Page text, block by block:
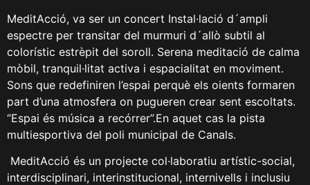
MeditAcció, va ser un concert Instal·lació d´ampli
espectre per transitar del murmuri d´allò subtil al
colorístic estrèpit del soroll. Serena meditació de calma
mòbil, tranquil·litat activa i espacialitat en moviment.
Sons que redefiniren l’espai perquè els oients formaren
part d’una atmosfera on pugueren crear sent escoltats.
“Espai és música a recórrer”.En aquet cas la pista
multiesportiva del poli municipal de Canals.
MeditAcció és un projecte col·laboratiu artístic-social,
interdisciplinari, interinstitucional, internivells i inclusiu